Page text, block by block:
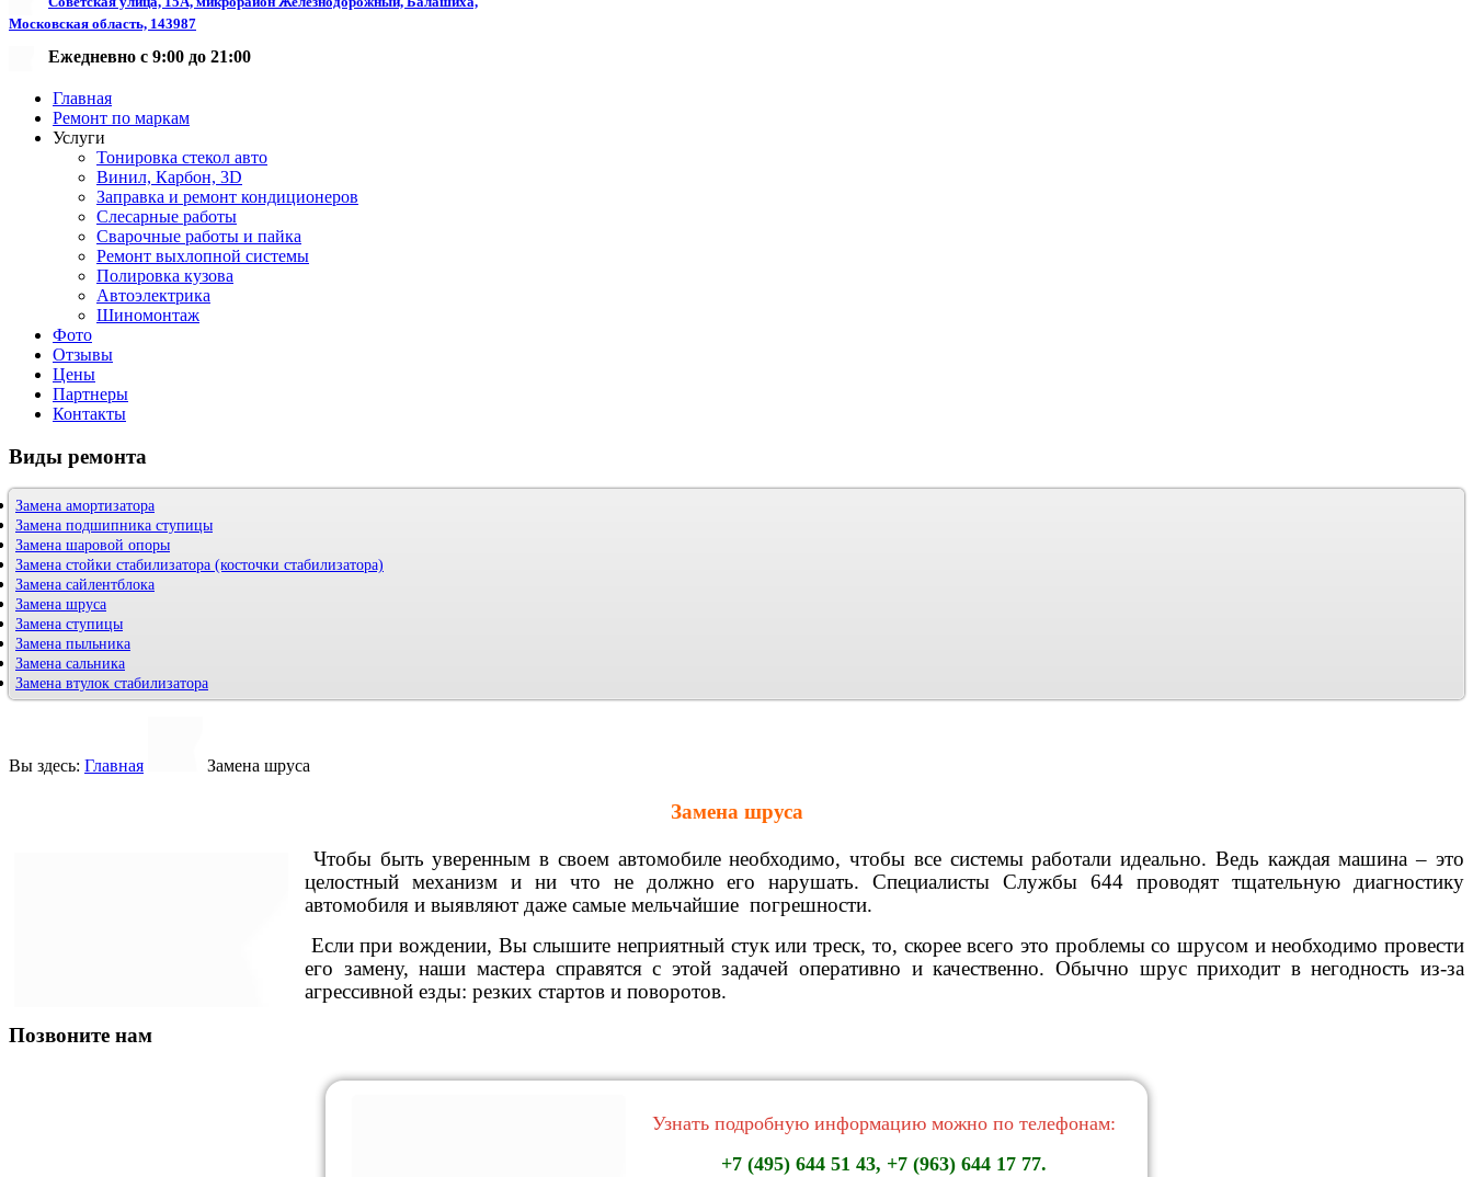
Московская область, 143987
Ежедневно с 9:00 до 21:00
Главная
Ремонт по маркам
Услуги
Тонировка стекол авто
Винил, Карбон, 3D
Заправка и ремонт кондиционеров
Слесарные работы
Сварочные работы и пайка
Ремонт выхлопной системы
Полировка кузова
Автоэлектрика
Шиномонтаж
Фото
Отзывы
Цены
Партнеры
Контакты
Виды ремонта
Замена амортизатора
Замена подшипника ступицы
Замена шаровой опоры
Замена стойки стабилизатора (косточки стабилизатора)
Замена сайлентблока
Замена шруса
Замена ступицы
Замена пыльника
Замена сальника
Замена втулок стабилизатора
Вы здесь: Главная Замена шруса
Замена шруса
Чтобы быть уверенным в своем автомобиле необходимо, чтобы все системы работали идеально. Ведь каждая машина – это
целостный механизм и ни что не должно его нарушать. Специалисты Службы 644 проводят тщательную диагностику
автомобиля и выявляют даже самые мельчайшие погрешности.
Если при вождении, Вы слышите неприятный стук или треск, то, скорее всего это проблемы со шрусом и необходимо провести
его замену, наши мастера справятся с этой задачей оперативно и качественно. Обычно шрус приходит в негодность из-за
агрессивной езды: резких стартов и поворотов.
Позвоните нам
Узнать подробную информацию можно по телефонам:
+7 (495) 644 51 43, +7 (963) 644 17 77.